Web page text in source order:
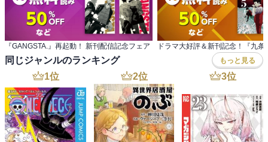
『GANGSTA.』再起動！ 新刊配信記念フェア
同じジャンルのランキング もっと見る
1位 2位 3位